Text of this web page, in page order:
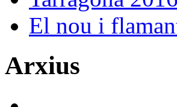
El nou i
Arxius